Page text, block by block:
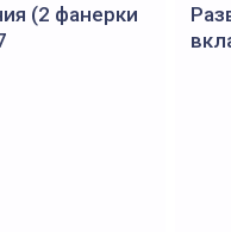
(2 фанерки